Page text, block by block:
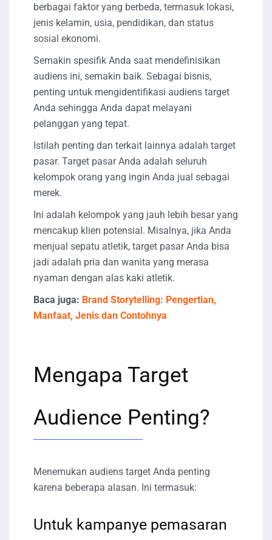
berbagai faktor yang berbeda, termasuk lokasi,
jenis kelamin, usia, pendidikan, dan status
sosial ekonomi.
Semakin spesifik Anda saat mendefinisikan
audiens ini, semakin baik. Sebagai bisnis,
penting untuk mengidentifikasi audiens target
Anda sehingga Anda dapat melayani
pelanggan yang tepat.
Istilah penting dan terkait lainnya adalah target
pasar. Target pasar Anda adalah seluruh
kelompok orang yang ingin Anda jual sebagai
merek.
Ini adalah kelompok yang jauh lebih besar yang
mencakup klien potensial. Misalnya, jika Anda
menjual sepatu atletik, target pasar Anda bisa
jadi adalah pria dan wanita yang merasa
nyaman dengan alas kaki atletik.
Baca juga: Brand Storytelling: Pengertian,
Manfaat, Jenis dan Contohnya
Mengapa Target
Audience Penting?
Menemukan audiens target Anda penting
karena beberapa alasan. Ini termasuk:
Untuk kampanye pemasaran